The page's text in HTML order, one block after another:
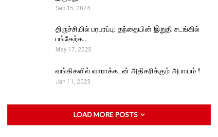
Sep 15, 2024
திருச்சியில் பரபரப்பு: தந்தையின் இறுதி சடங்கில்
பங்கேற்க…
May 17, 2025
வங்கிகளில் வாராக்கடன் அதிகரிக்கும் அபாயம் !
Jan 11, 2023
LOAD MORE POSTS